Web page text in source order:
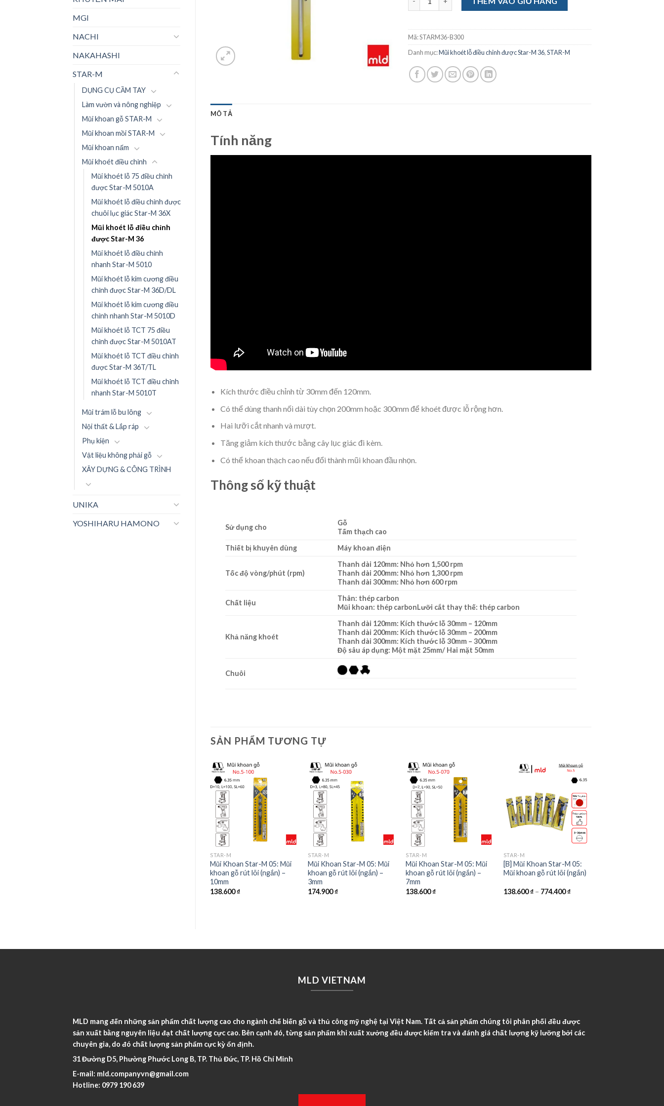
MGI
NACHI
NAKAHASHI
STAR-M
DỤNG CỤ CẦM TAY
Làm vườn và nông nghiệp
Mũi khoan gỗ STAR-M
Mũi khoan mồi STAR-M
Mũi khoan nấm
Mũi khoét điều chỉnh
Mũi khoét lỗ 75 điều chỉnh
được Star-M 5010A
Mũi khoét lỗ điều chỉnh được
chuôi lục giác Star-M 36X
Mũi khoét lỗ điều chỉnh
được Star-M 36
Mũi khoét lỗ điều chỉnh
nhanh Star-M 5010
Mũi khoét lỗ kim cương điều
chỉnh được Star-M 36D/DL
Mũi khoét lỗ kim cương điều
chỉnh nhanh Star-M 5010D
Mũi khoét lỗ TCT 75 điều
chỉnh được Star-M 5010AT
Mũi khoét lỗ TCT điều chỉnh
được Star-M 36T/TL
Mũi khoét lỗ TCT điều chỉnh
nhanh Star-M 5010T
Mũi trám lỗ bu lông
Nội thất & Lắp ráp
Phụ kiện
Vật liệu không phải gỗ
XÂY DỰNG & CÔNG TRÌNH
UNIKA
YOSHIHARU HAMONO
Mã:STARM36-B300
Danh mục:Mũi khoét lỗ điều chỉnh được Star-M 36,STAR-M
MÔ TẢ
Tính năng
Kích thước điều chỉnh từ 30mm đến 120mm.
Có thể dùng thanh nối dài tùy chọn 200mm hoặc 300mm để khoét được lỗ rộng hơn.
Hai lưỡi cắt nhanh và mượt.
Tăng giảm kích thước bằng cây lục giác đi kèm.
Có thể khoan thạch cao nếu đổi thành mũi khoan đầu nhọn.
Thông số kỹ thuật
Sử dụng cho
Gỗ
Tấm thạch cao
Thiết bị khuyên dùng
Máy khoan điện
Tốc độ vòng/phút (rpm)
Thanh dài 120mm: Nhỏ hơn 1,500 rpm
Thanh dài 200mm: Nhỏ hơn 1,300 rpm
Thanh dài 300mm: Nhỏ hơn 600 rpm
Chất liệu
Thân: thép carbon
Mũi khoan: thép carbonLưỡi cắt thay thế: thép carbon
Khả năng khoét
Thanh dài 120mm: Kích thước lỗ 30mm – 120mm
Thanh dài 200mm: Kích thước lỗ 30mm – 200mm
Thanh dài 300mm: Kích thước lỗ 30mm – 300mm
Độ sâu áp dụng: Một mặt 25mm/ Hai mặt 50mm
Chuôi
SẢN PHẨM TƯƠNG TỰ
STAR-M
Mũi Khoan Star-M 05: Mũi
khoan gỗ rút lõi (ngắn) –
10mm
138.600₫
STAR-M
Mũi Khoan Star-M 05: Mũi
khoan gỗ rút lõi (ngắn) –
3mm
174.900₫
STAR-M
Mũi Khoan Star-M 05: Mũi
khoan gỗ rút lõi (ngắn) –
7mm
138.600₫
STAR-M
[B] Mũi Khoan Star-M 05:
Mũi khoan gỗ rút lõi (ngắn)
138.600₫– 774.400₫
MLD VIETNAM
MLD mang đến những sản phẩm chất lượng cao cho ngành chế biến gỗ và thủ công mỹ nghệ tại Việt Nam. Tất cả sản phẩm chúng tôi phân phối đều được
sản xuất bằng nguyên liệu đạt chất lượng cực cao. Bên cạnh đó, từng sản phẩm khi xuất xưởng đều được kiểm tra và đánh giá chất lượng kỹ lưỡng bởi các
chuyên gia, do đó chất lượng sản phẩm cực kỳ ổn định.
31 Đường D5, Phường Phước Long B, TP. Thủ Đức, TP. Hồ Chí Minh
E-mail: mld.companyvn@gmail.com
Hotline: 0979 190 639